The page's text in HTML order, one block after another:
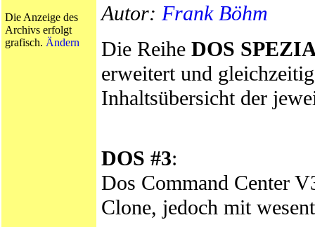
Die Anzeige des
Archivs erfolgt
grafisch. Ändern
Autor: Frank Böhm
Die Reihe DOS
erweitert und
Inhaltsübersicht der
DOS #3:
Dos Command Center
Clone, jedoch mit